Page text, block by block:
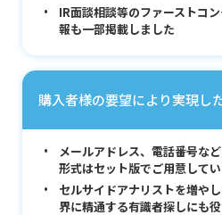
IR面談相談等のファーストコ
報も一部掲載しました
購入者様の要望により実現し
メールアドレス、電話番号な
形式はセット版でご用意して
セルサイドアナリストを増や
界に精通する有識者探しにも